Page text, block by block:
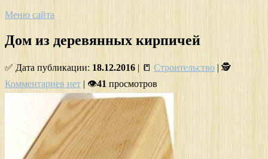
Меню сайта
Дом из деревянных кирпичей
✅ Дата публикации: 18.12.2016 | 📒 Строительство | 🕵
Комментариев нет | 👁41 просмотров